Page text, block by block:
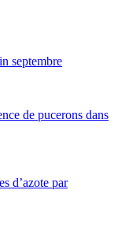
septembre
de pucerons dans
d’azote par